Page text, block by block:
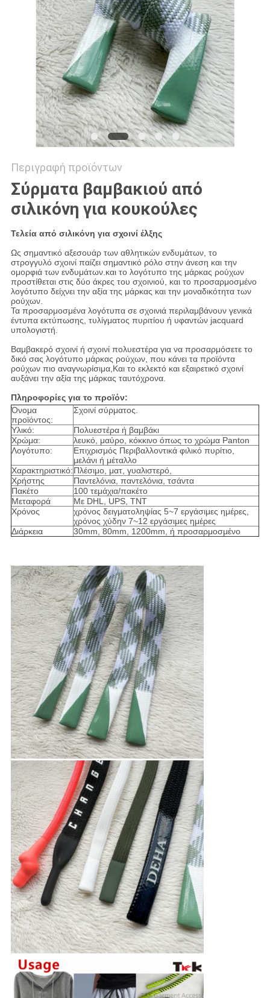
Περιγραφή προϊόντων
Σύρματα βαμβακιού από
σιλικόνη για κουκούλες
Τελεία από σιλικόνη για σχοινί έλξης
Ως σημαντικό αξεσουάρ των αθλητικών ενδυμάτων, το
στρογγυλό σχοινί παίζει σημαντικό ρόλο στην άνεση και την
ομορφιά των ενδυμάτων.και το λογότυπο της μάρκας ρούχων
προστίθεται στις δύο άκρες του σχοινιού, και το προσαρμοσμένο
λογότυπο δείχνει την αξία της μάρκας και την μοναδικότητα των
ρούχων.
Τα προσαρμοσμένα λογότυπα σε σχοινιά περιλαμβάνουν γενικά
έντυπα εκτύπωσης, τυλίγματος πυριτίου ή υφαντών jacquard
υπολογιστή.
Βαμβακερό σχοινί ή σχοινί πολυεστέρα για να προσαρμόσετε το
δικό σας λογότυπο μάρκας ρούχων, που κάνει τα προϊόντα
ρούχων πιο αναγνωρίσιμα,Και το εκλεκτό και εξαιρετικό σχοινί
αυξάνει την αξία της μάρκας ταυτόχρονα.
Πληροφορίες για το προϊόν:
Όνομα
προϊόντος:
Σχοινί σύρματος.
Υλικό:
Πολυεστέρα ή βαμβάκι
Χρώμα:
λευκό, μαύρο, κόκκινο όπως το χρώμα Panton
Λογότυπο:
Επιχρισμός Περιβαλλοντικά φιλικό πυρίτιο,
μελάνι ή μέταλλο
Χαρακτηριστικό:Πλέσιμο, ματ, γυαλιστερό,
Χρήστης
Παντελόνια, παντελόνια, τσάντα
Πακέτο
100 τεμάχια/πακέτο
Μεταφορά
Με DHL, UPS, TNT
Χρόνος
χρόνος δειγματοληψίας 5~7 εργάσιμες ημέρες,
χρόνος χύδην 7~12 εργάσιμες ημέρες
Διάρκεια
30mm, 80mm, 1200mm, ή προσαρμοσμένο